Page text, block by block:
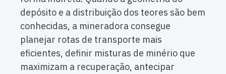
depósito e a distribuição dos teores são bem
conhecidas, a mineradora consegue
planejar rotas de transporte mais
eficientes, definir misturas de minério que
maximizam a recuperação, antecipar